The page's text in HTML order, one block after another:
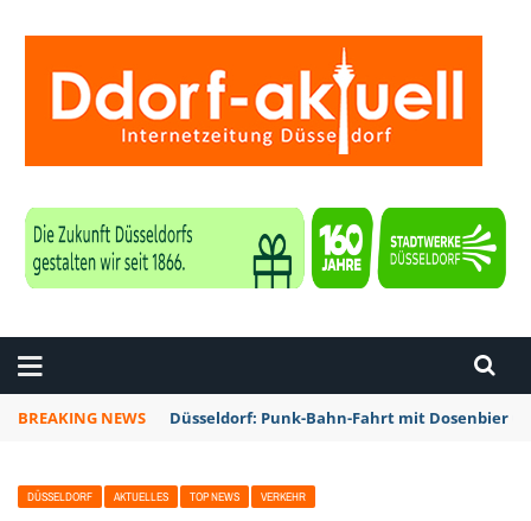
BREAKING NEWS Düsseldorf: Punk-Bahn-Fahrt mit Dosenbier
DÜSSELDORF AKTUELLES TOP NEWS VERKEHR